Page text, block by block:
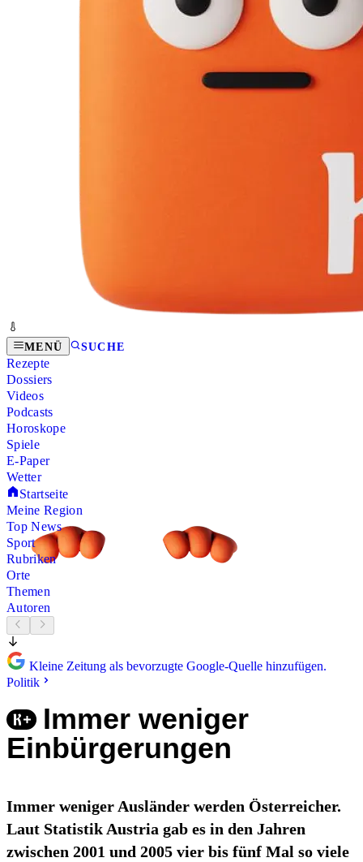
MENÜ SUCHE
Rezepte
Dossiers
Videos
Podcasts
Horoskope
Spiele
E-Paper
Wetter
Startseite
Meine Region
Top News
Sport
Rubriken
Orte
Themen
Autoren
Kleine Zeitung als bevorzugte Google-Quelle hinzufügen.
Politik
Immer weniger
Einbürgerungen
Immer weniger Ausländer werden Österreicher.
Laut Statistik Austria gab es in den Jahren
zwischen 2001 und 2005 vier bis fünf Mal so viele